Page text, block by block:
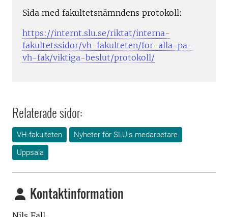
Sida med fakultetsnämndens protokoll:
https://internt.slu.se/riktat/interna-
fakultetssidor/vh-fakulteten/for-alla-pa-
vh-fak/viktiga-beslut/protokoll/
Relaterade sidor:
VH-fakulteten
Nyheter för SLU:s medarbetare
Uppsala
Kontaktinformation